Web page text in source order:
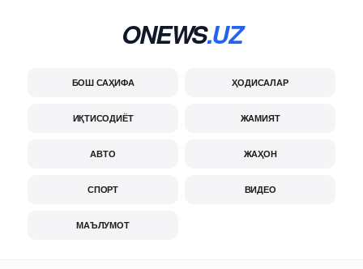
ONEWS.UZ
БОШ САҲИФА ҲОДИСАЛАР
ИҚТИСОДИЁТ ЖАМИЯТ
АВТО ЖАҲОН
СПОРТ ВИДЕО
МАЪЛУМОТ